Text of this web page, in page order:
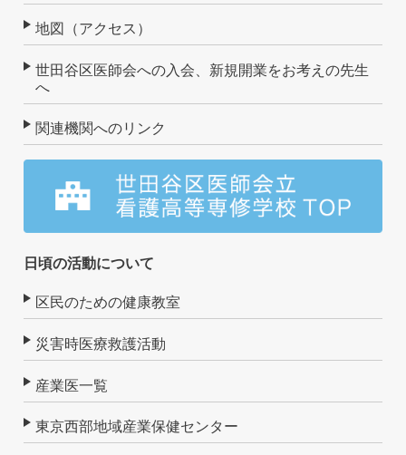
地図（アクセス）
世田谷区医師会への入会、新規開業をお考えの先生
へ
関連機関へのリンク
日頃の活動について
区民のための健康教室
災害時医療救護活動
産業医一覧
東京西部地域産業保健センター